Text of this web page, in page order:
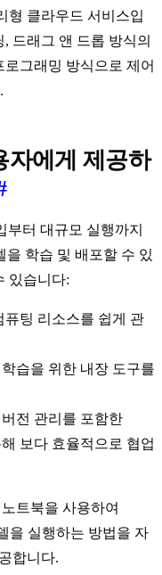
형 클라우드 서비스입
드래그 앤 드롭 방식의
그래밍 방식으로 제어
에게 제공하
터 대규모 실행까지
을 학습 및 배포할 수 있
있습니다:
팅 리소스를 쉽게 관
습을 위한 내장 도구를
전 관리를 포함한
보다 효율적으로 협업
트북을 사용하여
을 실행하는 방법을 자
합니다.